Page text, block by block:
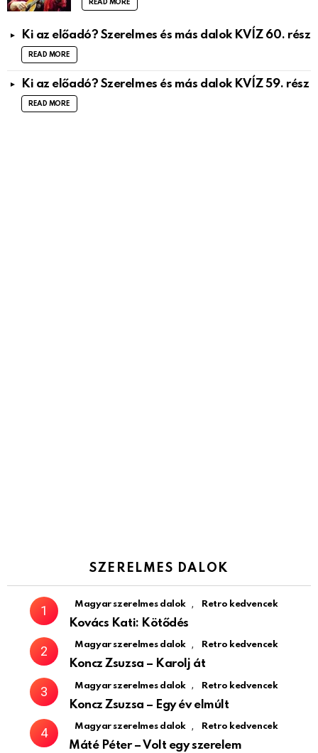
READ MORE
Ki az előadó? Szerelmes és más dalok KVÍZ 60. rész
READ MORE
Ki az előadó? Szerelmes és más dalok KVÍZ 59. rész
READ MORE
SZERELMES DALOK
Magyar szerelmes dalok , Retro kedvencek
Kovács Kati: Kötődés
Magyar szerelmes dalok , Retro kedvencek
Koncz Zsuzsa – Karolj át
Magyar szerelmes dalok , Retro kedvencek
Koncz Zsuzsa – Egy év elmúlt
Magyar szerelmes dalok , Retro kedvencek
Máté Péter – Volt egy szerelem